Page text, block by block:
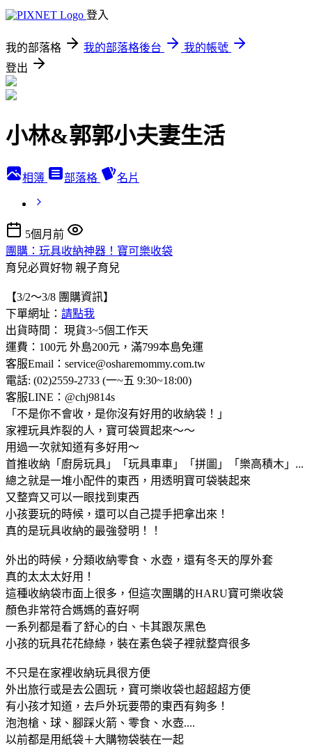
登入
我的部落格 我的部落格後台
我的帳號
登出
小林&郭郭小夫妻生活
相簿 部落格 名片
5個月前
團購：玩具收納神器！寶可樂收袋
育兒必買好物 親子育兒
【3/2～3/8 團購資訊】
下單網址： 請點我
出貨時間： 現貨3~5個工作天
運費：100元 外島200元，滿799本島免運
客服Email：service@osharemommy.com.tw
電話: (02)2559-2733 (一~五 9:30~18:00)
客服LINE：@chj9814s
「不是你不會收，是你沒有好用的收納袋！」
家裡玩具炸裂的人，寶可袋買起來～～
用過一次就知道有多好用～
首推收納「廚房玩具」「玩具車車」「拼圖」「樂高積木」...
總之就是一堆小配件的東西，用透明寶可袋裝起來
又整齊又可以一眼找到東西
小孩要玩的時候，還可以自己提手把拿出來！
真的是玩具收納的最強發明！！
外出的時候，分類收納零食、水壺，還有冬天的厚外套
真的太太太好用！
這種收納袋市面上很多，但這次團購的HARU寶可樂收袋
顏色非常符合媽媽的喜好啊
一系列都是看了舒心的白、卡其跟灰黑色
小孩的玩具花花綠綠，裝在素色袋子裡就整齊很多
不只是在家裡收納玩具很方便
外出旅行或是去公園玩，寶可樂收袋也超超超方便
有小孩才知道，去戶外玩要帶的東西有夠多！
泡泡槍、球、腳踩火箭、零食、水壺....
以前都是用紙袋＋大購物袋裝在一起